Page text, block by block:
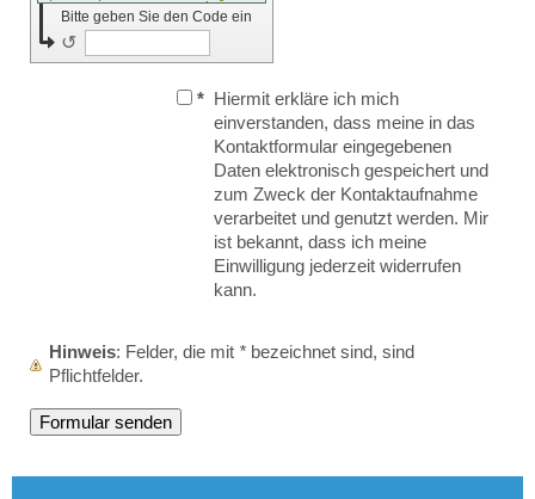
Bitte geben Sie den Code ein
↺
* Hiermit erkläre ich mich
einverstanden, dass meine in das
Kontaktformular eingegebenen
Daten elektronisch gespeichert und
zum Zweck der Kontaktaufnahme
verarbeitet und genutzt werden. Mir
ist bekannt, dass ich meine
Einwilligung jederzeit widerrufen
kann.
Hinweis : Felder, die mit * bezeichnet sind, sind
Pflichtfelder.